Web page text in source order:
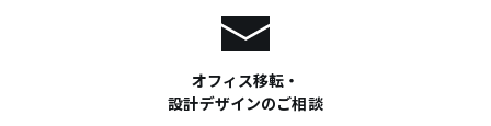
オフィス移転・
設計デザインのご相談